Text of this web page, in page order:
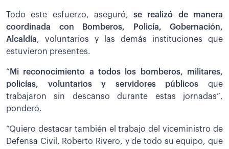
Todo este esfuerzo, aseguró, se realizó de manera
coordinada con Bomberos, Policía, Gobernación,
Alcaldía, voluntarios y las demás instituciones que
estuvieron presentes.
“ Mi reconocimiento a todos los bomberos, militares,
policías, voluntarios y servidores públicos que
trabajaron sin descanso durante estas jornadas”,
ponderó.
“Quiero destacar también el trabajo del viceministro de
Defensa Civil, Roberto Rivero, y de todo su equipo, que